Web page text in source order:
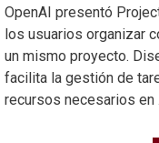
OpenAI presentó
los usuarios organizar
un mismo proyecto.
facilita la gestión de
recursos necesarios en